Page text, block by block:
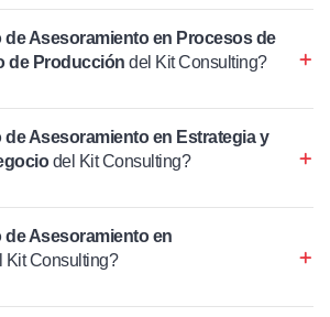
de Asesoramiento en Procesos de
de Producción del Kit Consulting?
de Asesoramiento en Estrategia y
del Kit Consulting?
de Asesoramiento en
Kit Consulting?